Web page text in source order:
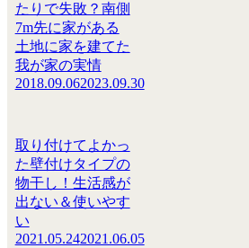
たりで失敗？南側
7m先に家がある
土地に家を建てた
我が家の実情
2018.09.062023.09.30
取り付けてよかっ
た壁付けタイプの
物干し！生活感が
出ない＆使いやす
い
2021.05.242021.06.05